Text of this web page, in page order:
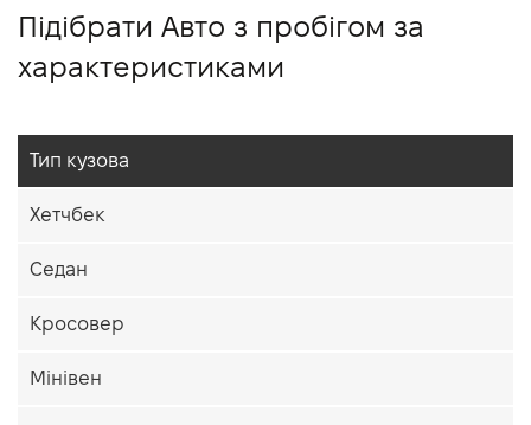
Підібрати Авто з пробігом за
характеристиками
Тип кузова
Хетчбек
Седан
Кросовер
Мінівен